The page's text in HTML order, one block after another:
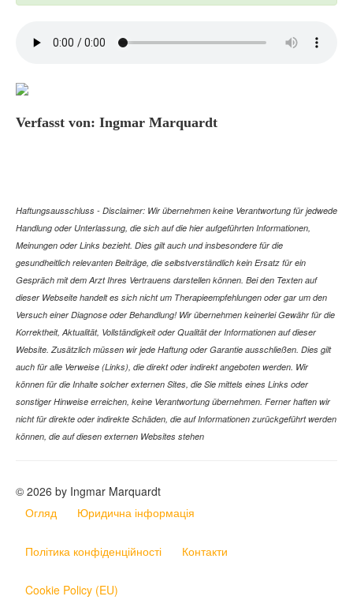
Verfasst von: Ingmar Marquardt
Haftungsausschluss - Disclaimer: Wir übernehmen keine Verantwortung für jedwede
Handlung oder Unterlassung, die sich auf die hier aufgeführten Informationen,
Meinungen oder Links bezieht. Dies gilt auch und insbesondere für die
gesundheitlich relevanten Beiträge, die selbstverständlich kein Ersatz für ein
Gespräch mit dem Arzt Ihres Vertrauens darstellen können. Bei den Texten auf
dieser Webseite handelt es sich nicht um Therapieempfehlungen oder gar um den
Versuch einer Diagnose oder Behandlung! Wir übernehmen keinerlei Gewähr für die
Korrektheit, Aktualität, Vollständigkeit oder Qualität der Informationen auf dieser
Website. Zusätzlich müssen wir jede Haftung oder Garantie ausschließen. Dies gilt
auch für alle Verweise (Links), die direkt oder indirekt angeboten werden. Wir
können für die Inhalte solcher externen Sites, die Sie mittels eines Links oder
sonstiger Hinweise erreichen, keine Verantwortung übernehmen. Ferner haften wir
nicht für direkte oder indirekte Schäden, die auf Informationen zurückgeführt werden
können, die auf diesen externen Websites stehen
© 2026 by Ingmar Marquardt
Огляд
Юридична інформація
Політика конфіденційності Контакти
Cookie Policy (EU)